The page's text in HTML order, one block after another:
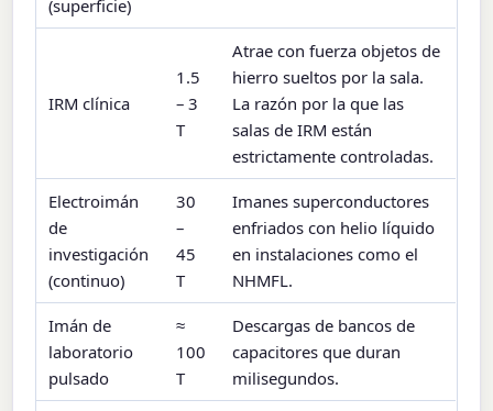
(superficie)
IRM clínica
1.5
– 3
T
Atrae con fuerza objetos de
hierro sueltos por la sala.
La razón por la que las
salas de IRM están
estrictamente controladas.
Electroimán
de
investigación
(continuo)
30
–
45
T
Imanes superconductores
enfriados con helio líquido
en instalaciones como el
NHMFL.
Imán de
laboratorio
pulsado
≈
100
T
Descargas de bancos de
capacitores que duran
milisegundos.